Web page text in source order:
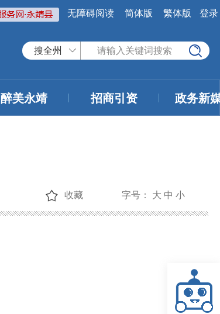
无障碍阅读 简体版 繁体版 登录
搜全州
醉美永靖 招商引资 政务新
字号： 大 中 小
收藏